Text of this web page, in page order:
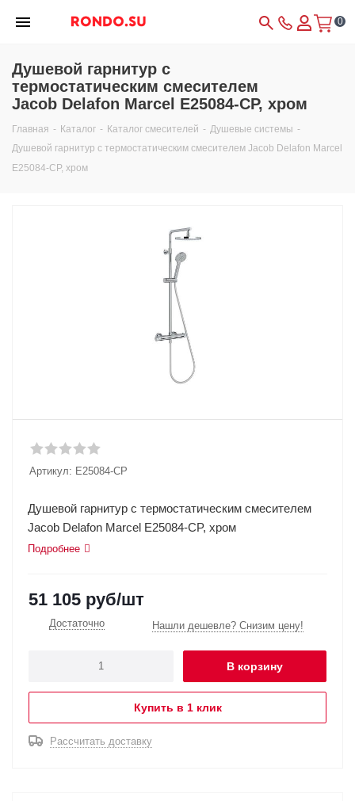
0
Душевой гарнитур с
термостатическим смесителем
Jacob Delafon Marcel E25084-CP, хром
Главная - Каталог - Каталог смесителей - Душевые системы -
Душевой гарнитур с термостатическим смесителем Jacob Delafon Marcel
E25084-CP, хром
Артикул: E25084-CP
Душевой гарнитур с термостатическим смесителем
Jacob Delafon Marcel E25084-CP, хром
Подробнее
51 105 руб/шт
Достаточно Нашли дешевле? Снизим цену!
В корзину
Купить в 1 клик
Рассчитать доставку